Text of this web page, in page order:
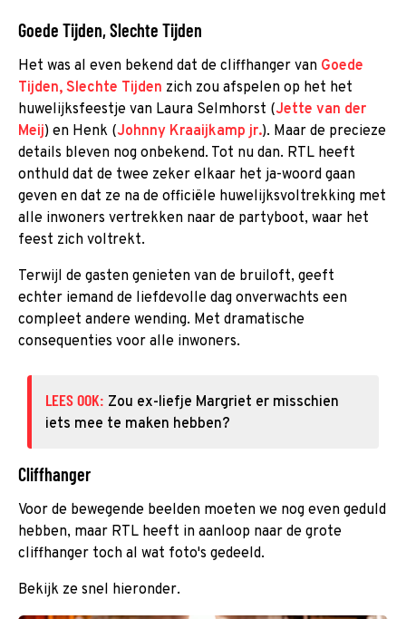
Goede Tijden, Slechte Tijden
Het was al even bekend dat de cliffhanger van Goede
Tijden, Slechte Tijden zich zou afspelen op het het
huwelijksfeestje van Laura Selmhorst (Jette van der
Meij) en Henk (Johnny Kraaijkamp jr.). Maar de precieze
details bleven nog onbekend. Tot nu dan. RTL heeft
onthuld dat de twee zeker elkaar het ja-woord gaan
geven en dat ze na de officiële huwelijksvoltrekking met
alle inwoners vertrekken naar de partyboot, waar het
feest zich voltrekt.
Terwijl de gasten genieten van de bruiloft, geeft
echter iemand de liefdevolle dag onverwachts een
compleet andere wending. Met dramatische
consequenties voor alle inwoners.
LEES OOK: Zou ex-liefje Margriet er misschien
iets mee te maken hebben?
Cliffhanger
Voor de bewegende beelden moeten we nog even geduld
hebben, maar RTL heeft in aanloop naar de grote
cliffhanger toch al wat foto's gedeeld.
Bekijk ze snel hieronder.